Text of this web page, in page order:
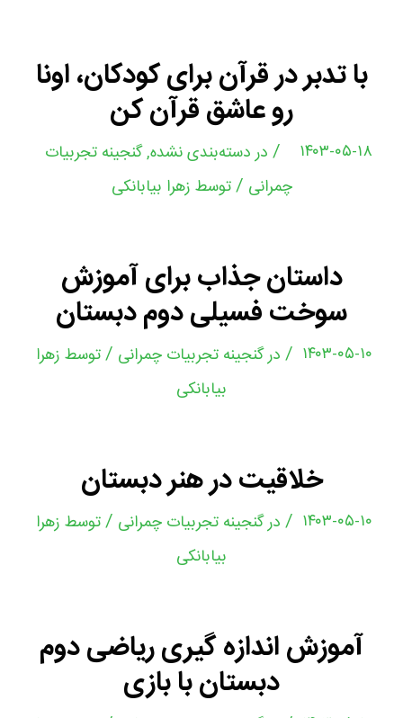
با تدبر در قرآن برای کودکان، اونا
رو عاشق قرآن کن
۱۴۰۳-۰۵-۱۸ / دردسته‌بندی نشده,گنجینه تجربیات
چمرانی /توسط زهرا بیابانکی
داستان جذاب برای آموزش
سوخت فسیلی دوم دبستان
۱۴۰۳-۰۵-۱۰ / درگنجینه تجربیات چمرانی /توسط زهرا
بیابانکی
خلاقیت در هنر دبستان
۱۴۰۳-۰۵-۱۰ / درگنجینه تجربیات چمرانی /توسط زهرا
بیابانکی
آموزش اندازه گیری ریاضی دوم
دبستان با بازی